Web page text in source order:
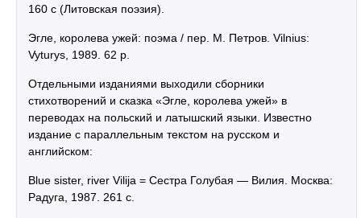
160 с (Литовская поэзия).
Эгле, королева ужей: поэма / пер. M. Петров. Vilnius:
Vyturys, 1989. 62 p.
Отдельными изданиями выходили сборники
стихотворений и сказка «Эгле, королева ужей» в
переводах на польский и латышский языки. Известно
издание с параллельным текстом на русском и
английском:
Blue sister, river Vilija = Сестра Голубая — Вилия. Москва:
Радуга, 1987. 261 c.